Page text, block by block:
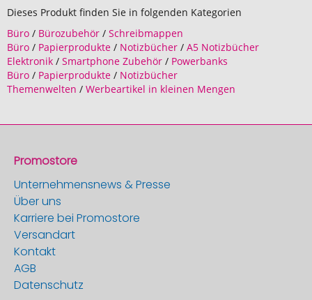
Dieses Produkt finden Sie in folgenden Kategorien
Büro / Bürozubehör / Schreibmappen
Büro / Papierprodukte / Notizbücher / A5 Notizbücher
Elektronik / Smartphone Zubehör / Powerbanks
Büro / Papierprodukte / Notizbücher
Themenwelten / Werbeartikel in kleinen Mengen
Promostore
Unternehmensnews & Presse
Über uns
Karriere bei Promostore
Versandart
Kontakt
AGB
Datenschutz